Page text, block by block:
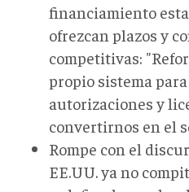
financiamiento
ofrezcan plazos y
competitivas:
propio sistema
autorizaciones y
convertirnos en el
Rompe con el
EE.UU. ya no